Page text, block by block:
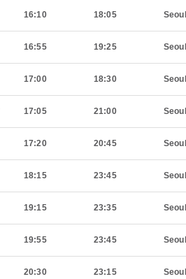
16:10 18:05 Seoul
16:55 19:25 Seoul
17:00 18:30 Seoul
17:05 21:00 Seoul
17:20 20:45 Seoul
18:15 23:45 Seoul
19:15 23:35 Seoul
19:55 23:45 Seoul
20:30 23:15 Seoul